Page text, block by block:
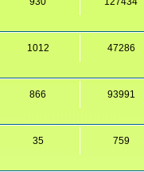
1012 47286
866 93991
35 759